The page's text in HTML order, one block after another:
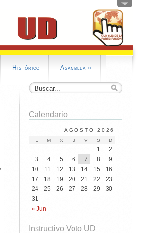
Histórico Asamblea »
Calendario
AGOSTO 2026
L
M X J V S D
« Jun
1
2
3
4 5 6 7 8
9
10
11 12 13 14 15
16
17
18 19 20 21 22
23
24
25 26 27 28 29
30
31
Instructivo Voto UD